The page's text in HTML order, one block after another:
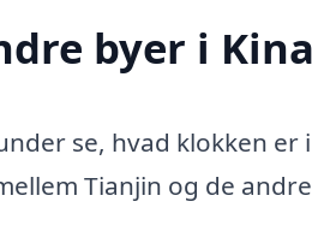
byer i Kina
se, hvad klokken er
Tianjin og de